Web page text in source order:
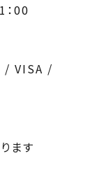
00
/ VISA /
ます